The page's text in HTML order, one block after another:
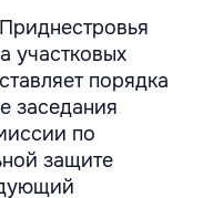
участковых
порядка
заседания
по
защите